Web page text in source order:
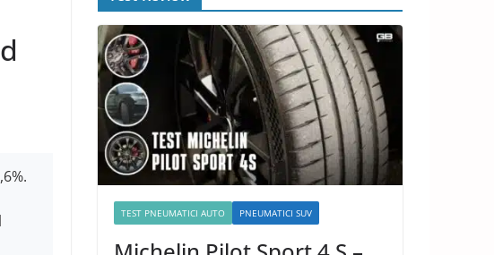
TEST PNEUMATICI AUTO PNEUMATICI SUV